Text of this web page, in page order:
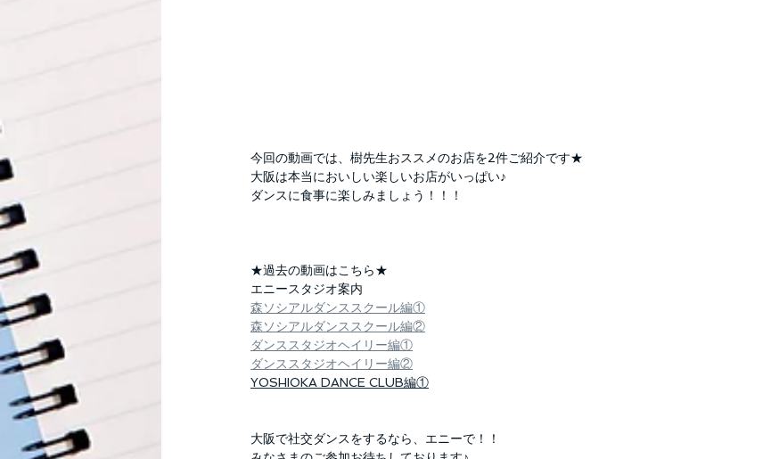
今回の動画では、樹先生おススメのお店を2件ご紹介です★
大阪は本当においしい楽しいお店がいっぱい♪
ダンスに食事に楽しみましょう！！！
★過去の動画はこちら★
エニースタジオ案内
森ソシアルダンススクール編①
森ソシアルダンススクール編②
ダンススタジオヘイリー編①
ダンススタジオヘイリー編②
YOSHIOKA DANCE CLUB編①
大阪で社交ダンスをするなら、エニーで！！